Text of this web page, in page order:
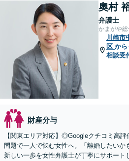
奧村
弁護士
かまがや
川崎市
区 から
相談受
財産分与
【関東エリア対応】◎Googleクチコミ高
問題で一人で悩む女性へ。「離婚したいか
新しい一歩を女性弁護士が丁寧にサポート